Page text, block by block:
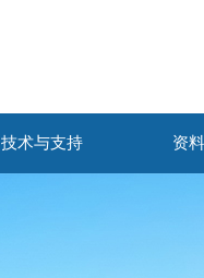
技术与支持 资